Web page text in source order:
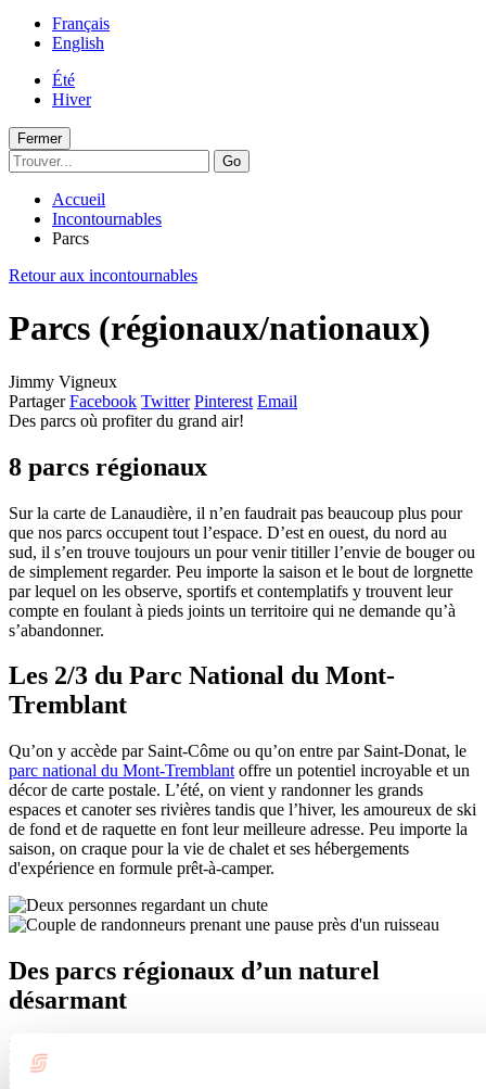
Français
English
Été
Hiver
Fermer
Go
Accueil
Incontournables
Parcs
Retour aux incontournables
Parcs (régionaux/nationaux)
Jimmy Vigneux
Partager Facebook Twitter Pinterest Email
Des parcs où profiter du grand air!
8 parcs régionaux
Sur la carte de Lanaudière, il n’en faudrait pas beaucoup plus pour
que nos parcs occupent tout l’espace. D’est en ouest, du nord au
sud, il s’en trouve toujours un pour venir titiller l’envie de bouger ou
de simplement regarder. Peu importe la saison et le bout de lorgnette
par lequel on les observe, sportifs et contemplatifs y trouvent leur
compte en foulant à pieds joints un territoire qui ne demande qu’à
s’abandonner.
Les 2/3 du Parc National du Mont-
Tremblant
Qu’on y accède par Saint-Côme ou qu’on entre par Saint-Donat, le
parc national du Mont-Tremblant offre un potentiel incroyable et un
décor de carte postale. L’été, on vient y randonner les grands
espaces et canoter ses rivières tandis que l’hiver, les amoureux de ski
de fond et de raquette en font leur meilleure adresse. Peu importe la
saison, on craque pour la vie de chalet et ses hébergements
d'expérience en formule prêt-à-camper.
Des parcs régionaux d’un naturel
désarmant
Des lacs, des chutes, des cascades… voilà la matière première qui
fait de nos parcs régionaux des endroits de rêve pour observer la